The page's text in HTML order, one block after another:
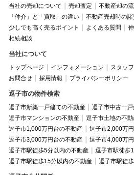
当社の売却について 売却査定
不動産却の
「仲介」と「買取」の違い
不動産売却時の諸
少しでも高く売るポイント
よくある質問
相続相談
当社について
トップページ インフォメーション スタッ
お問合せ
採用情報 プライバシーポリシー
逗子市の物件検索
逗子市新築一戸建ての不動産
逗子市中古一
逗子市マンションの不動産
逗子市土地の不
逗子市1,000万円台の不動産
逗子市2,000万
逗子市3,000万円台の不動産
逗子市4,000万
逗子市駅徒歩5分以内の不動産
逗子市駅徒歩
逗子市駅徒歩15分以内の不動産
逗子市駅徒